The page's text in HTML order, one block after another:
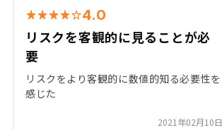
4.0
リスクを客観的に見ることが必
要
リスクをより客観的に数値的知る必要性を
感じた
2021年02月10日